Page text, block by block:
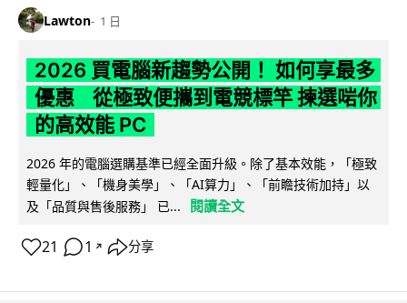
Lawton 1 日
2026 買電腦新趨勢公開！ 如何享最多
優惠 從極致便攜到電競標竿 揀選啱你
的高效能 PC
2026 年的電腦選購基準已經全面升級。除了基本效能，「極致
輕量化」、「機身美學」、「AI算力」、「前瞻技術加持」以
及「品質與售後服務」 已...
閱讀全文
21 1 ↗ 分享